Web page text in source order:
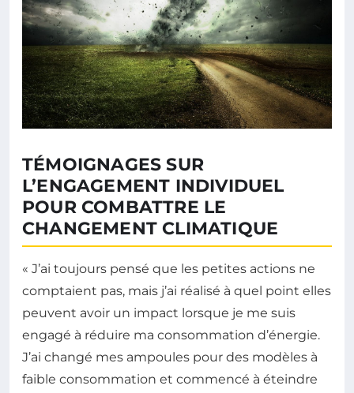
TÉMOIGNAGES SUR
L’ENGAGEMENT INDIVIDUEL
POUR COMBATTRE LE
CHANGEMENT CLIMATIQUE
« J’ai toujours pensé que les petites actions ne
comptaient pas, mais j’ai réalisé à quel point elles
peuvent avoir un impact lorsque je me suis
engagé à réduire ma consommation d’énergie.
J’ai changé mes ampoules pour des modèles à
faible consommation et commencé à éteindre